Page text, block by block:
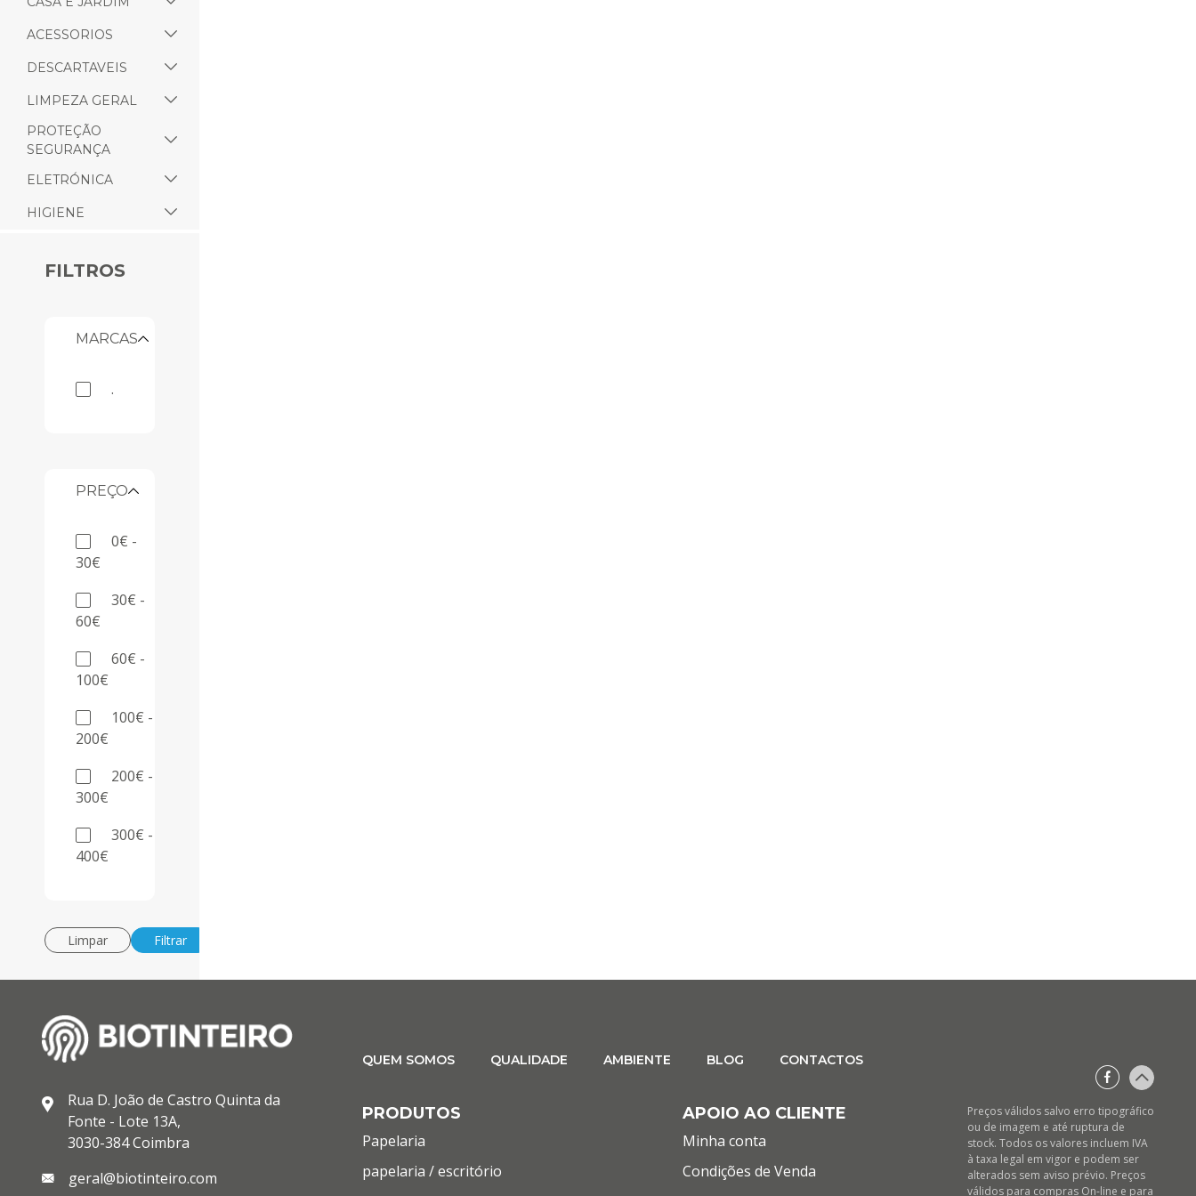
ACESSORIOS
DESCARTAVEIS
LIMPEZA GERAL
PROTEÇÃO
SEGURANÇA
ELETRÓNICA
HIGIENE
FILTROS
MARCAS
.
PREÇO
0€ -
30€
30€ -
60€
60€ -
100€
100€ -
200€
200€ -
300€
300€ -
400€
Limpar Filtrar
Rua D. João de Castro Quinta da
Fonte - Lote 13A,
3030-384 Coimbra
geral@biotinteiro.com
QUEM SOMOS QUALIDADE AMBIENTE BLOG CONTACTOS
PRODUTOS
Papelaria
papelaria / escritório
APOIO AO CLIENTE
Minha conta
Condições de Venda
Preços válidos salvo erro tipográfico
ou de imagem e até ruptura de
stock. Todos os valores incluem IVA
à taxa legal em vigor e podem ser
alterados sem aviso prévio. Preços
válidos para compras On-line e para